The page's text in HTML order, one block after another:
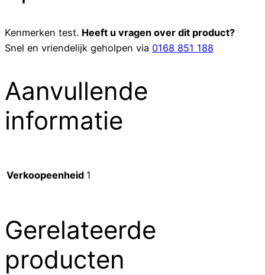
Kenmerken test. Heeft u vragen over dit product?
Snel en vriendelijk geholpen via 0168 851 188
Aanvullende
informatie
Verkoopeenheid 1
Gerelateerde
producten